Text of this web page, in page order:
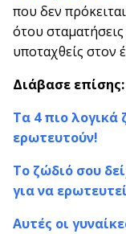
που δεν
ότου
υποταχθείς στον
Διάβασε επίσης:
Τα 4 πιο λογικά
ερωτευτούν!
Το ζώδιό σου
για να
Αυτές οι